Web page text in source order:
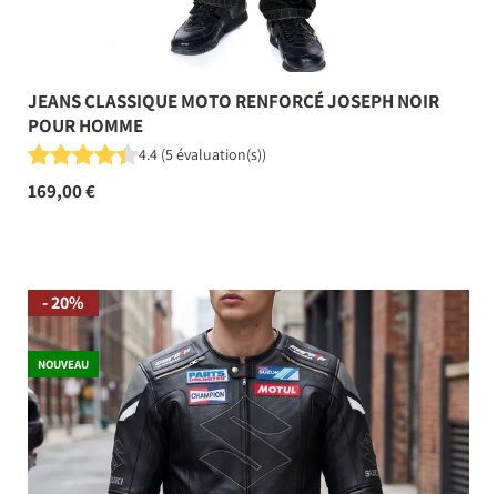
JEANS CLASSIQUE MOTO RENFORCÉ JOSEPH NOIR
POUR HOMME
4.4 (5évaluation(s))
169,00 €
- 20%
NOUVEAU